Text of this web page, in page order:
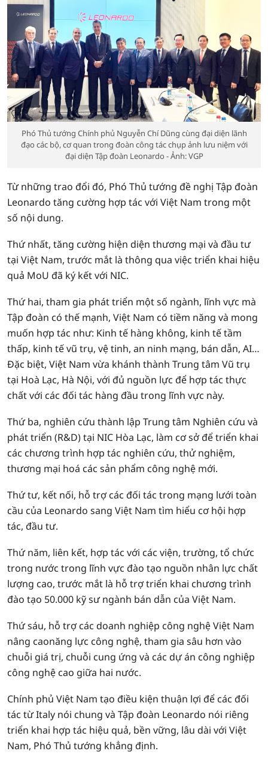
Phó Thủ tướng Chính phủ Nguyễn Chí Dũng cùng đại diện lãnh
đạo các bộ, cơ quan trong đoàn công tác chụp ảnh lưu niệm với
đại diện Tập đoàn Leonardo - Ảnh: VGP
Từ những trao đổi đó, Phó Thủ tướng đề nghị Tập đoàn
Leonardo tăng cường hợp tác với Việt Nam trong một
số nội dung.
Thứ nhất, tăng cường hiện diện thương mại và đầu tư
tại Việt Nam, trước mắt là thông qua việc triển khai hiệu
quả MoU đã ký kết với NIC.
Thứ hai, tham gia phát triển một số ngành, lĩnh vực mà
Tập đoàn có thế mạnh, Việt Nam có tiềm năng và mong
muốn hợp tác như: Kinh tế hàng không, kinh tế tầm
thấp, kinh tế vũ trụ, vệ tinh, an ninh mạng, bán dẫn, AI…
Đặc biệt, Việt Nam vừa khánh thành Trung tâm Vũ trụ
tại Hoà Lạc, Hà Nội, với đủ nguồn lực để hợp tác thực
chất với các đối tác hàng đầu trong lĩnh vực này.
Thứ ba, nghiên cứu thành lập Trung tâm Nghiên cứu và
phát triển (R&D) tại NIC Hòa Lạc, làm cơ sở để triển khai
các chương trình hợp tác nghiên cứu, thử nghiệm,
thương mại hoá các sản phẩm công nghệ mới.
Thứ tư, kết nối, hỗ trợ các đối tác trong mạng lưới toàn
cầu của Leonardo sang Việt Nam tìm hiểu cơ hội hợp
tác, đầu tư.
Thứ năm, liên kết, hợp tác với các viện, trường, tổ chức
trong nước trong lĩnh vực đào tạo nguồn nhân lực chất
lượng cao, trước mắt là hỗ trợ triển khai chương trình
đào tạo 50.000 kỹ sư ngành bán dẫn của Việt Nam.
Thứ sáu, hỗ trợ các doanh nghiệp công nghệ Việt Nam
nâng caonăng lực công nghệ, tham gia sâu hơn vào
chuỗi giá trị, chuỗi cung ứng và các dự án công nghiệp
công nghệ cao giữa hai nước.
Chính phủ Việt Nam tạo điều kiện thuận lợi để các đối
tác từ Italy nói chung và Tập đoàn Leonardo nói riêng
triển khai hợp tác hiệu quả, bền vững, lâu dài với Việt
Nam, Phó Thủ tướng khẳng định.